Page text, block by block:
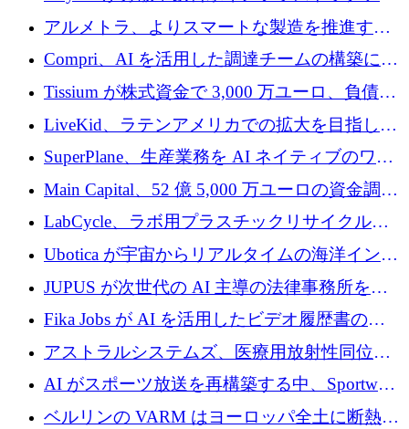
プラットフォームを拡張するために 242 万ユ
ーロを調達
アルメトラ、よりスマートな製造を推進する
ためにシリーズ A で 1,630 万ユーロを確保
Compri、AI を活用した調達チームの構築に
320 万ユーロを確保
Tissium が株式資金で 3,000 万ユーロ、負債で
3,000 万ユーロを調達
LiveKid、ラテンアメリカでの拡大を目指して
Aldea を買収
SuperPlane、生産業務を AI ネイティブのワー
クフロー層に変えるために 260 万ドルを確保
Main Capital、52 億 5,000 万ユーロの資金調達
でエンタープライズ ソフトウェアの開発を倍
LabCycle、ラボ用プラスチックリサイクルシ
ステムを商業化し、焼却廃棄物を削減するた
めに43万ポンドを確保
Ubotica が宇宙からリアルタイムの海洋インテ
リジェンスを拡張するために 1,100 万ドルを
JUPUS が次世代の AI 主導の法律事務所を強
化するために 1,300 万ユーロを調達
Fika Jobs が AI を活用したビデオ履歴書のた
めに 400 万ドルを調達
アストラルシステムズ、医療用放射性同位元
素の世界的な不足に対処するために2,300万ポ
ンドを調達
AI がスポーツ放送を再構築する中、Sportway
が 2,000 万ユーロを調達
ベルリンの VARM はヨーロッパ全土に断熱材